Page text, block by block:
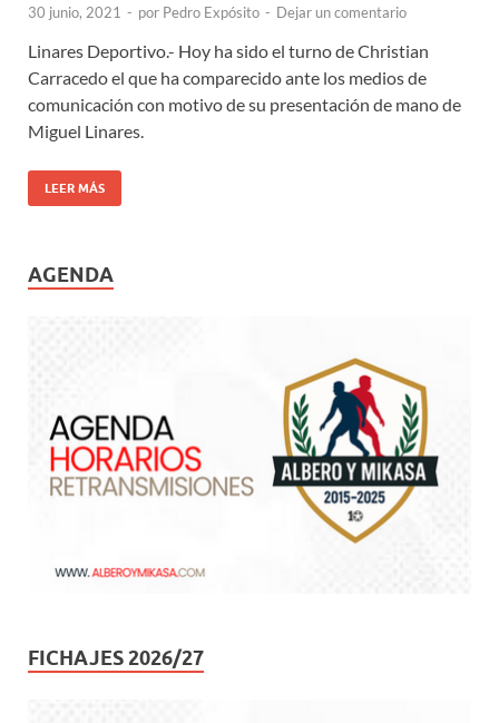
30 junio, 2021 - por Pedro Expósito - Dejar un comentario
Linares Deportivo.- Hoy ha sido el turno de Christian
Carracedo el que ha comparecido ante los medios de
comunicación con motivo de su presentación de mano de
Miguel Linares.
LEER MÁS
AGENDA
FICHAJES 2026/27